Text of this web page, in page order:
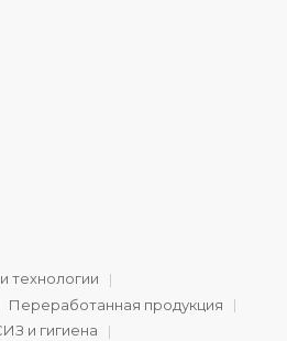
технологии
Переработанная продукция
и гигиена